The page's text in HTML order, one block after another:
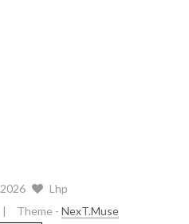
2026
Lhp
Theme - NexT.Muse